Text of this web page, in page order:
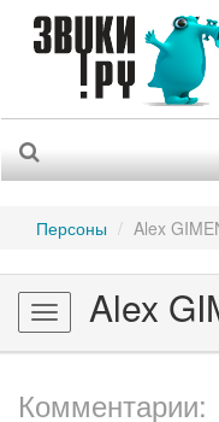
Персоны Alex
Toggle
navigation
Alex
Комментарии: